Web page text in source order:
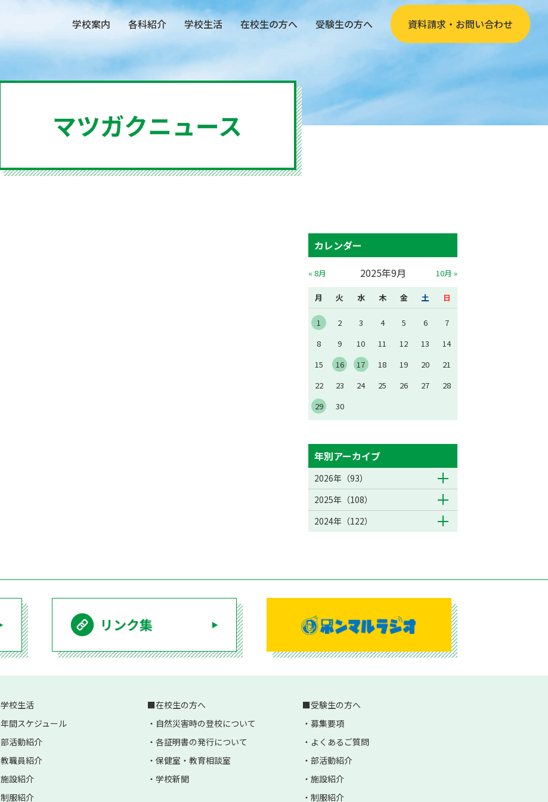
学校案内 各科紹介 学校生活 在校生の方へ 受験生の方へ 資料請求・お問い合わせ
マツガクニュース
カレンダー
2025年9月
月 火 水 木 金 土 日
1 2 3 4 5 6
7
8
9 10 11 12 13
14
15
16 17 18 19 20
21
22
23 24 25 26 27
28
29
30
« 8月 10月 »
年別アーカイブ
2026年（93）
2025年（108）
2024年（122）
リンク集
学校生活
年間スケジュール
部活動紹介
教職員紹介
施設紹介
制服紹介
在校生の方へ
自然災害時の登校について
各証明書の発行について
保健室・教育相談室
学校新聞
受験生の方へ
募集要項
よくあるご質問
部活動紹介
施設紹介
制服紹介